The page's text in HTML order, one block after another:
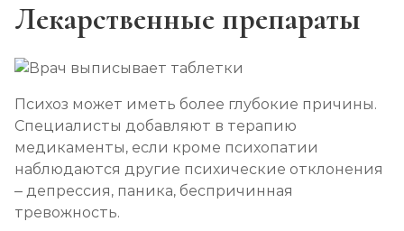
Лекарственные препараты
Психоз может иметь более глубокие причины.
Специалисты добавляют в терапию
медикаменты, если кроме психопатии
наблюдаются другие психические отклонения
– депрессия, паника, беспричинная
тревожность.